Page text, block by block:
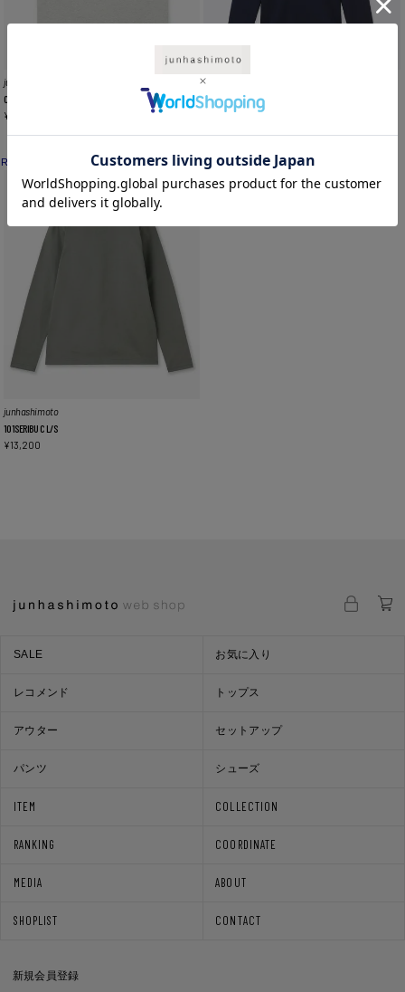
junhashimoto
CU23 101RELAX CREW T
¥
junhashimoto
101SERIBU V L/S
13,200
RESTOCK NEW COLOR
junhashimoto
101SERIBU C L/S
¥13,200
ITEM COLLECTION
RANKING COORDINATE
MEDIA ABOUT
SHOPLIST CONTACT
SALE お気に入り
レコメンド トップス
アウター セットアップ
パンツ シューズ
新規会員登録